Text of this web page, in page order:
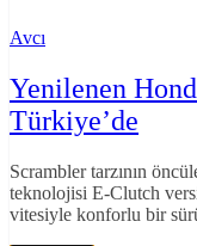
Avcı
Yenilenen
Türkiye’de
Scrambler tarzının
teknolojisi E-Clutch
vitesiyle konforlu bir